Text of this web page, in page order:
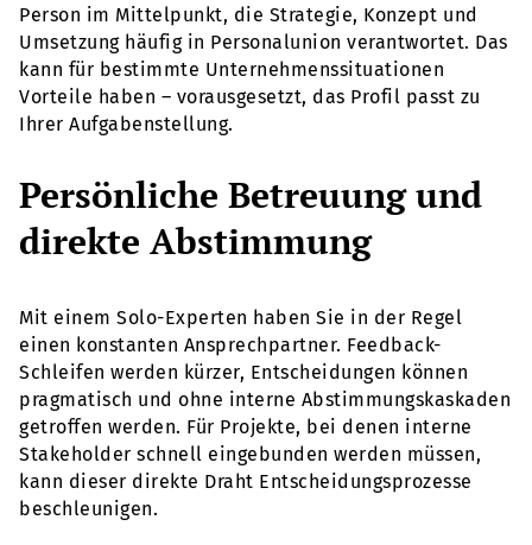
Person im Mittelpunkt, die Strategie, Konzept und
Umsetzung häufig in Personalunion verantwortet. Das
kann für bestimmte Unternehmenssituationen
Vorteile haben – vorausgesetzt, das Profil passt zu
Ihrer Aufgabenstellung.
Persönliche Betreuung und
direkte Abstimmung
Mit einem Solo-Experten haben Sie in der Regel
einen konstanten Ansprechpartner. Feedback-
Schleifen werden kürzer, Entscheidungen können
pragmatisch und ohne interne Abstimmungskaskaden
getroffen werden. Für Projekte, bei denen interne
Stakeholder schnell eingebunden werden müssen,
kann dieser direkte Draht Entscheidungsprozesse
beschleunigen.